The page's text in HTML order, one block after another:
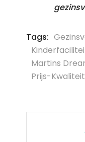
Tags:
Martins
Prijs-